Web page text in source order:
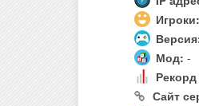
Игроки:
Мод: -
Сайт